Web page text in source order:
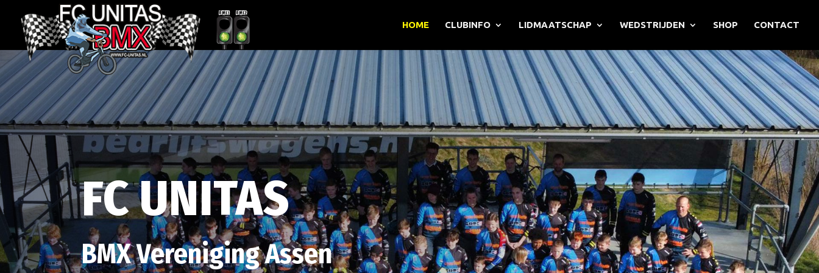
HOME CLUBINFO LIDMAATSCHAP WEDSTRIJDEN SHOP CONTACT
FC UNITAS
BMX Vereniging Assen